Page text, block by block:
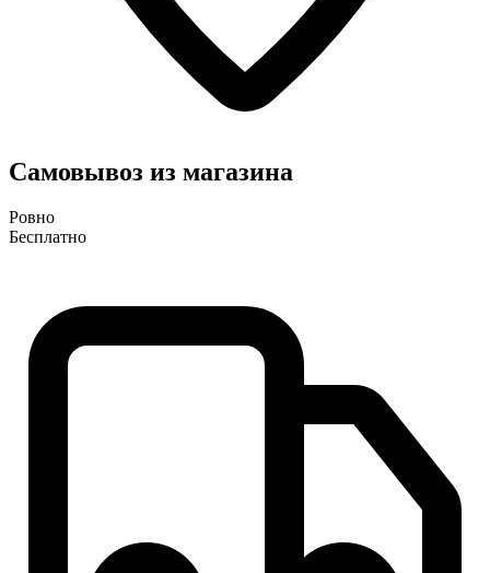
Самовывоз из магазина
Ровно
Бесплатно